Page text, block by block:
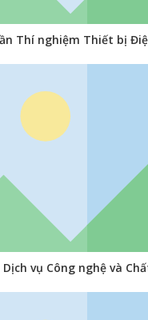
Thí nghiệm Thiết bị
vụ Công nghệ và